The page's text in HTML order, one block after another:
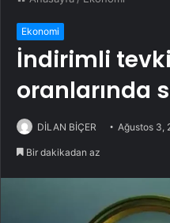
Ekonomi
İndirimli
oranlarında
DİLAN BİÇER Ağustos 3,
Bir dakikadan az